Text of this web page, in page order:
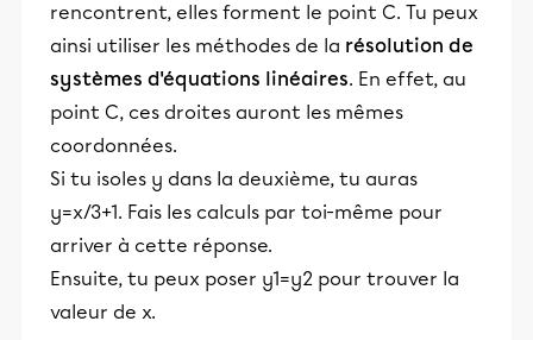
rencontrent, elles forment le point C. Tu peux
ainsi utiliser les méthodes de la résolution de
systèmes d'équations linéaires. En effet, au
point C, ces droites auront les mêmes
coordonnées.
Si tu isoles y dans la deuxième, tu auras
y=x/3+1. Fais les calculs par toi-même pour
arriver à cette réponse.
Ensuite, tu peux poser y1=y2 pour trouver la
valeur de x.